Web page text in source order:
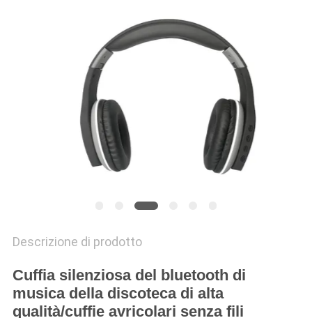
Descrizione di prodotto
Cuffia silenziosa del bluetooth di
musica della discoteca di alta
qualità/cuffie avricolari senza fili